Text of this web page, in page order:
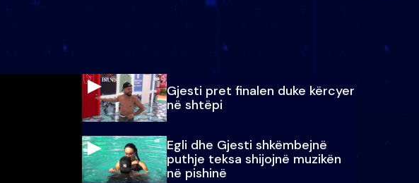
Gjesti pret finalen duke kërcyer
në shtëpi
Egli dhe Gjesti shkëmbejnë
puthje teksa shijojnë muzikën
në pishinë